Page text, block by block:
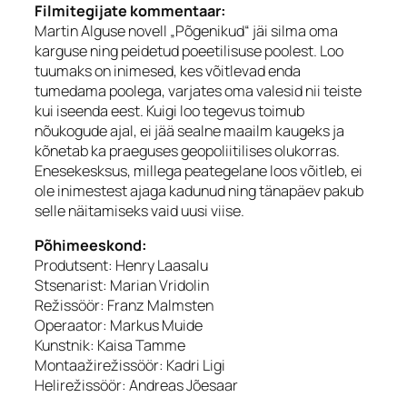
Filmitegijate kommentaar:
Martin Alguse novell „Põgenikud“ jäi silma oma
karguse ning peidetud poeetilisuse poolest. Loo
tuumaks on inimesed, kes võitlevad enda
tumedama poolega, varjates oma valesid nii teiste
kui iseenda eest. Kuigi loo tegevus toimub
nõukogude ajal, ei jää sealne maailm kaugeks ja
kõnetab ka praeguses geopoliitilises olukorras.
Enesekesksus, millega peategelane loos võitleb, ei
ole inimestest ajaga kadunud ning tänapäev pakub
selle näitamiseks vaid uusi viise.
Põhimeeskond:
Produtsent: Henry Laasalu
Stsenarist: Marian Vridolin
Režissöör: Franz Malmsten
Operaator: Markus Muide
Kunstnik: Kaisa Tamme
Montaažirežissöör: Kadri Ligi
Helirežissöör: Andreas Jõesaar